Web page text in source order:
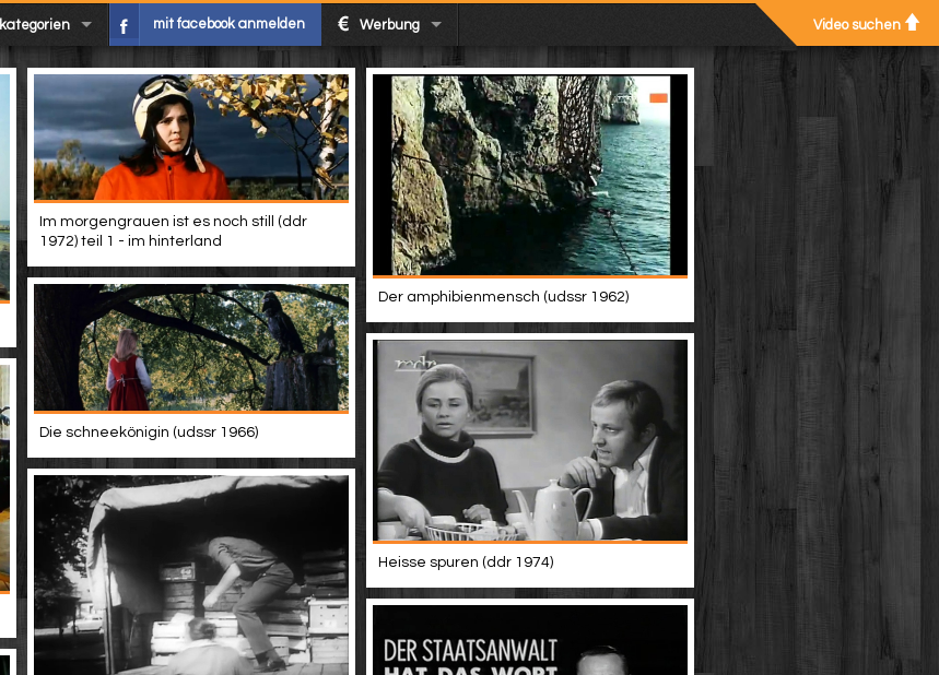
kategorien mit facebook anmelden Werbung Video suchen
Im morgengrauen ist es noch still (ddr
1972) teil 1 - im hinterland
Der amphibienmensch (udssr 1962)
Die schneekönigin (udssr 1966)
Heisse spuren (ddr 1974)